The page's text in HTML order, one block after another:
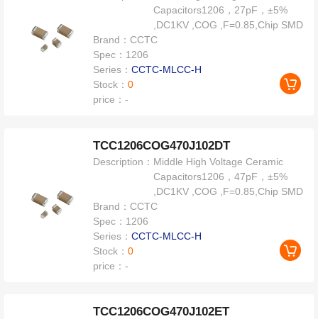
Capacitors1206，27pF，±5%
,DC1KV ,COG ,F=0.85,Chip SMD
Brand：CCTC
Spec： 1206
Series：CCTC-MLCC-H
Stock：0
price：-
TCC1206COG470J102DT
Description： Middle High Voltage Ceramic
Capacitors1206，47pF，±5%
,DC1KV ,COG ,F=0.85,Chip SMD
Brand：CCTC
Spec： 1206
Series：CCTC-MLCC-H
Stock：0
price：-
TCC1206COG470J102ET